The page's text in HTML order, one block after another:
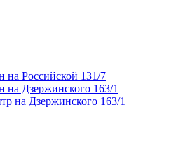
на Российской 131/7
на Дзержинского 163/1
на Дзержинского 163/1